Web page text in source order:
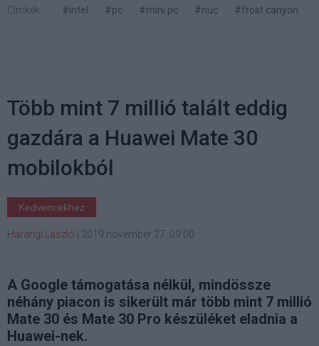
Címkék: #intel #pc #mini pc #nuc #frost canyon
Több mint 7 millió talált eddig
gazdára a Huawei Mate 30
mobilokból
Kedvencekhez
Harangi László 2019 november 27. 09:00
A Google támogatása nélkül, mindössze
néhány piacon is sikerült már több mint 7 millió
Mate 30 és Mate 30 Pro készüléket eladnia a
Huawei-nek.